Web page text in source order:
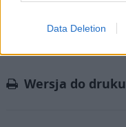
Data Deletion
Wersja do druku